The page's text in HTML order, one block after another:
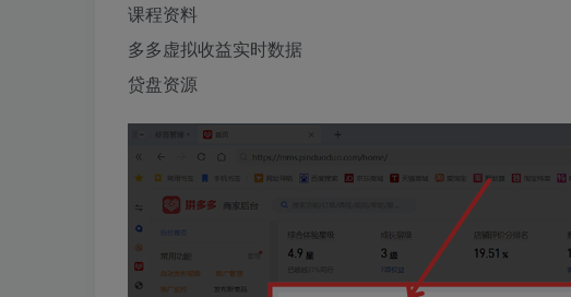
课程资料
多多虚拟收益实时数据
贷盘资源